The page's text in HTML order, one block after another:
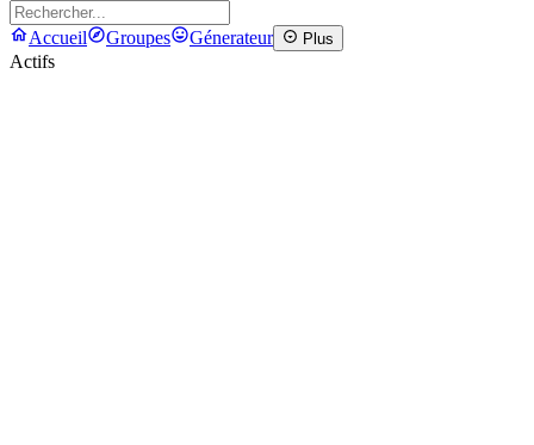
Accueil Groupes Génerateur Plus
Actifs